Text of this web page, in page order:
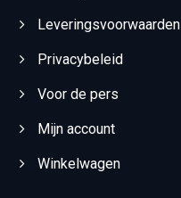
Leveringsvoorwaarden
Privacybeleid
Voor de pers
Mijn account
Winkelwagen